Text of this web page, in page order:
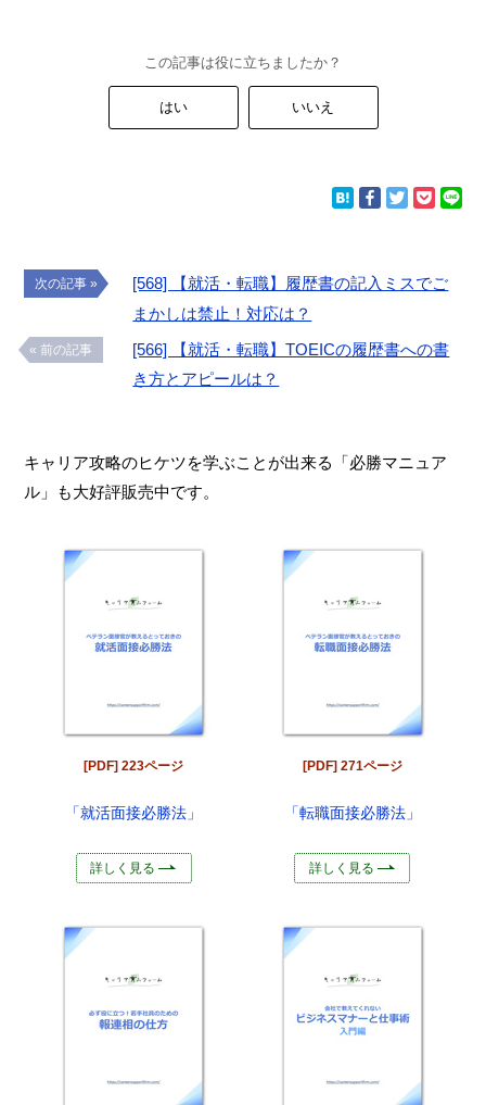
この記事は役に立ちましたか？
はい いいえ
次の記事 »
[568] 【就活・転職】履歴書の記入ミスでご
まかしは禁止！対応は？
« 前の記事
[566] 【就活・転職】TOEICの履歴書への書
き方とアピールは？
キャリア攻略のヒケツを学ぶことが出来る「必勝マニュア
ル」も大好評販売中です。
[PDF] 223ページ
「就活面接必勝法」
詳しく見る
[PDF] 271ページ
「転職面接必勝法」
詳しく見る